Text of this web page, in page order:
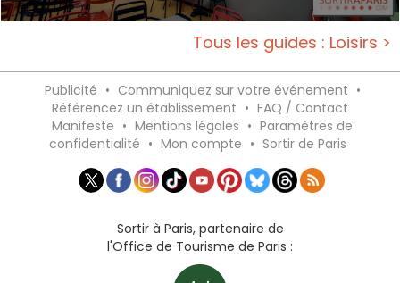
Tous les guides : Loisirs >
Publicité • Communiquez sur votre événement •
Référencez un établissement • FAQ / Contact
Manifeste • Mentions légales • Paramètres de
confidentialité • Mon compte • Sortir de Paris
Sortir à Paris, partenaire de
l'Office de Tourisme de Paris :